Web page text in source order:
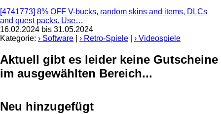
[4741773] 8% OFF V-bucks, random skins and items, DLCs
and quest packs. Use…
16.02.2024 bis 31.05.2024
Kategorie: › Software › Retro-Spiele › Videospiele
Aktuell gibt es leider keine Gutscheine
im ausgewählten Bereich...
Neu hinzugefügt